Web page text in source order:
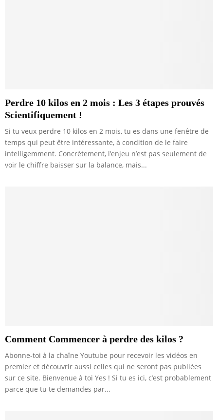
Perdre 10 kilos en 2 mois : Les 3 étapes prouvés
Scientifiquement !
Si tu veux perdre 10 kilos en 2 mois, tu es dans une fenêtre de
temps qui peut être intéressante, à condition de le faire
intelligemment. Concrètement, l’enjeu n’est pas seulement de
voir le chiffre baisser sur la balance, mais...
Comment Commencer à perdre des kilos ?
Abonne-toi à la chaîne Youtube pour recevoir les vidéos en
premier et découvrir aussi celles qui ne seront pas publiées
sur ce site. Bienvenue à toi Yes ! Si tu es ici, c’est probablement
parce que tu te demandes par...